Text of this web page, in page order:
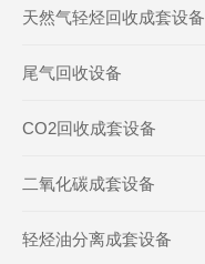
天然气轻烃回收成套设备
尾气回收设备
CO2回收成套设备
二氧化碳成套设备
轻烃油分离成套设备